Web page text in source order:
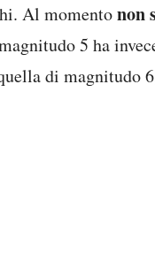
Al momentonon
5 ha
di magnitudo